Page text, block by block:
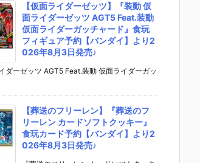
【仮面ライダーゼッツ】『装動 仮
面ライダーゼッツ AGT5 Feat.装動
仮面ライダーガッチャード』食玩
フィギュア予約【バンダイ】より2
026年8月3日発売♪
ダーゼッツ AGT5 Feat.装動 仮面ライダーガッ
【葬送のフリーレン】『葬送のフ
リーレン カードソフトクッキー』
食玩カード予約【バンダイ】より2
026年8月3日発売♪